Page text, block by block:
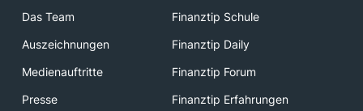
Das Team
Finanztip Schule
Auszeichnungen
Finanztip Daily
Medienauftritte
Finanztip Forum
Presse
Finanztip Erfahrungen